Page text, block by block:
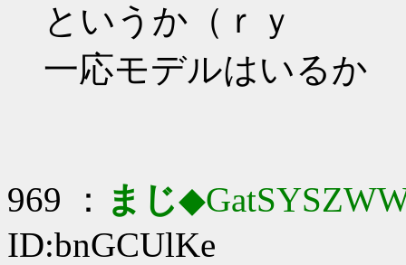
というか（ｒｙ
一応モデルはいるか
969 ： まじ
ID:bnGCUlKe